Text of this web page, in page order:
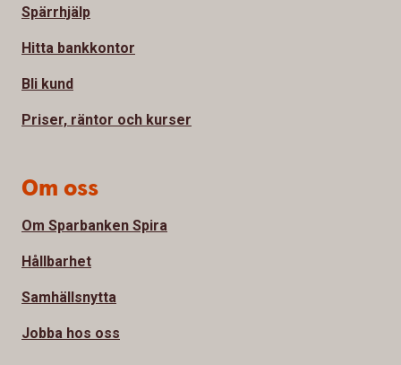
Spärrhjälp
Hitta bankkontor
Bli kund
Priser, räntor och kurser
Om oss
Om Sparbanken Spira
Hållbarhet
Samhällsnytta
Jobba hos oss